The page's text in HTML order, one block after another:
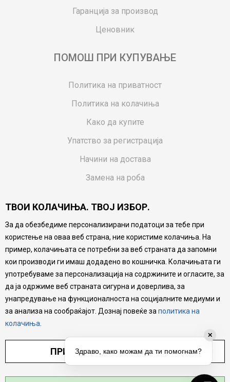
Гаранција за производ
Ценовник
ПОМОШ ПРИ КУПУВАЊЕ
Политика на приватност
Политика на колачиња
Како да купите
Упатство за регистрација
Начини на достава
Замена на роба
Product Finder
FAQs
Настојуваме да бидеме што попрецизни во описот на
производите, прикажување на слики и цени, но не
можеме да гарантираме дека сите информации се
комплетни и без грешка. Сите производи се дел од
нашата понуда, но не се подразбира дека мора да се
достапни во секој момент.
ТВОИ КОЛАЧИЊА. ТВОЈ ИЗБОР.
За да обезбедиме персонализирани податоци за тебе при
користење на оваа веб страна, ние користиме колачиња. На
пример, колачињата се потребни за веб страната да запомни
кои производи ги имаш додадено во кошничка. Колачињата ги
употребуваме за персонализација на содржините и огласите, за
да ја одржиме веб страната сигурна и доверлива, за
унапредување на функционалноста на социјалните медиуми и
за анализа на сообраќајот. Дознај повеќе за политика на
колачиња
ПРИЛАГОДИ ПОСТАВУВАЊА
✕
Здраво, како можам да ти помогнам?